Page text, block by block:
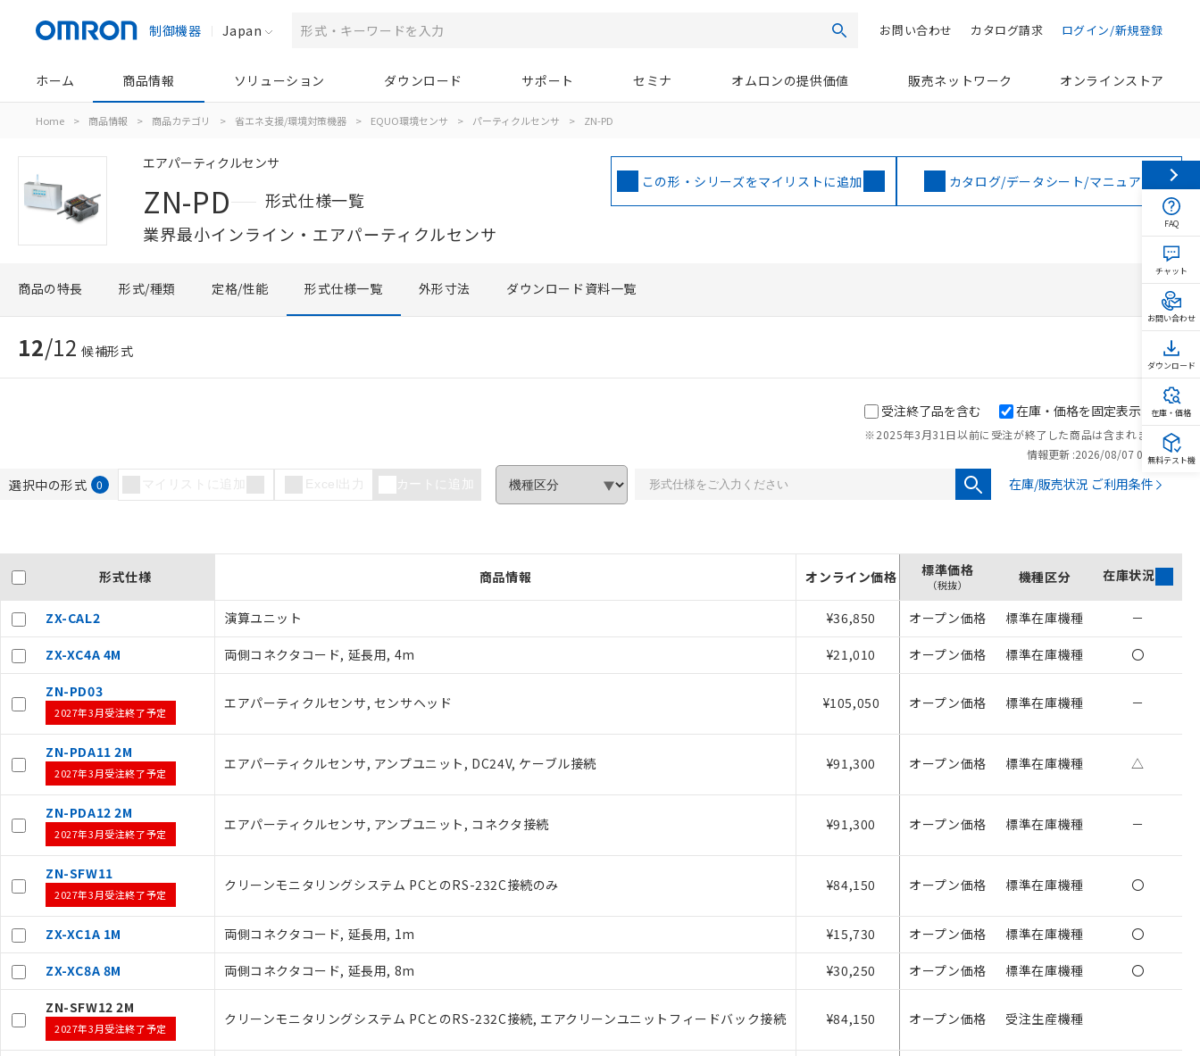
制御機器 Japan 検索 ログイン/新規登録
カタログ請求
お問い合わせ
ホーム 商品情報 ソリューション ダウンロード サポート セミナ オムロンの提供価値 販売ネットワーク オンラインストア
Home > 商品情報 > 商品カテゴリ > 省エネ支援/環境対策機器 > EQUO環境センサ > パーティクルセンサ > ZN-PD
エアパーティクルセンサ
ZN-PD
形式仕様一覧
業界最小インライン・エアパーティクルセンサ
この形・シリーズをマイリストに追加 カタログ/データシート/マニュアル
商品の特長 形式/種類 定格/性能 形式仕様一覧 外形寸法 ダウンロード資料一覧
12/12 候補形式
受注終了品を含む
※2025年3月31日以前に受注が終了した商品は含まれません。
在庫・価格を固定表示
選択中の形式 0 マイリストに追加 Excel出力 カートに追加
情報更新 :2026/08/07 00:00
在庫/販売状況 ご利用条件
形式仕様 商品情報 オンライン価格 標準価格
（税抜） 機種区分 在庫状況
ZX-CAL2 演算ユニット ¥36,850 オープン価格 標準在庫機種 －
ZX-XC4A 4M 両側コネクタコード, 延長用, 4m ¥21,010 オープン価格 標準在庫機種 〇
ZN-PD03
2027年3月受注終了予定
エアパーティクルセンサ, センサヘッド ¥105,050 オープン価格 標準在庫機種 －
ZN-PDA11 2M
2027年3月受注終了予定
エアパーティクルセンサ, アンプユニット, DC24V, ケーブル接続 ¥91,300 オープン価格 標準在庫機種 △
ZN-PDA12 2M
2027年3月受注終了予定
エアパーティクルセンサ, アンプユニット, コネクタ接続 ¥91,300 オープン価格 標準在庫機種 －
ZN-SFW11
2027年3月受注終了予定
クリーンモニタリングシステム PCとのRS-232C接続のみ ¥84,150 オープン価格 標準在庫機種 〇
ZX-XC1A 1M 両側コネクタコード, 延長用, 1m ¥15,730 オープン価格 標準在庫機種 〇
ZX-XC8A 8M 両側コネクタコード, 延長用, 8m ¥30,250 オープン価格 標準在庫機種 〇
ZN-SFW12 2M
2027年3月受注終了予定
クリーンモニタリングシステム PCとのRS-232C接続, エアクリーンユニットフィードバック接続 ¥84,150 オープン価格 受注生産機種
FAQ
チャット
お問い合わせ
ダウンロード
在庫・価格
無料テスト機
記
説明
△ 一定数には満たないが在庫あり
ご利用条件
以下の条件をお読みいただき、同意のうえご利用ください。
本サービスは、当社制御機器事業取扱商品の当社在庫状況および標準価格(税抜)を提供させていただ
くものです。
当社制御機器事業取扱商品の中には、本サービスの対象外となる商品もあることをご了承ください。
在庫状況および標準価格照会結果は、記載している更新日時点での社内データに基づき作成されるも
のであり、閲覧された時点での実際の在庫および標準価格とは異なる場合があることをご了承くださ
正式な納期状況および標準価格はお客様のお取引先、またはお客様担当のオムロン制御機器販売店・